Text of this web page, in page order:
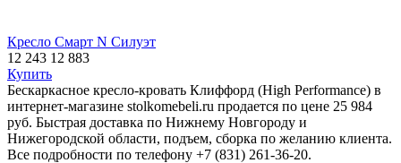
Кресло Смарт N Силуэт
12 243 12 883
Купить
Бескаркасное кресло-кровать Клиффорд (High Performance) в
интернет-магазине stolkomebeli.ru продается по цене 25 984
руб. Быстрая доставка по Нижнему Новгороду и
Нижегородской области, подъем, сборка по желанию клиента.
Все подробности по телефону +7 (831) 261-36-20.